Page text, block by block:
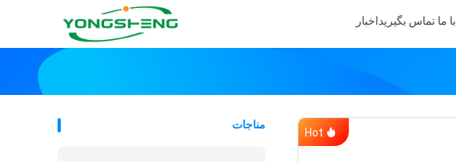
با ما تماس بگیریداخبار
مناجات
Hot